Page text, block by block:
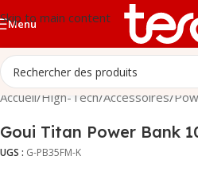
Skip to main content
Menu
Accueil/High-Tech/Accessoires/
Goui Titan Power Bank
UGS : G-PB35FM-K